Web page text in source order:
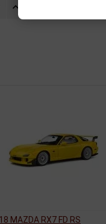
MAZDA RX7 FD RS